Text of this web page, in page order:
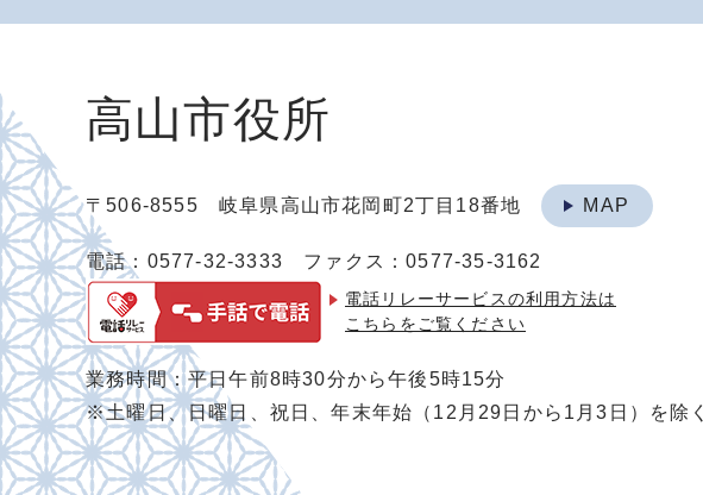
高山市役所
〒506-8555 岐阜県高山市花岡町2丁目18番地 MAP
電話：0577-32-3333 ファクス：0577-35-3162
電話リレーサービスの利用方法は
こちらをご覧ください
業務時間：平日午前8時30分から午後5時15分
※土曜日、日曜日、祝日、年末年始（12月29日から1月3日）を除く